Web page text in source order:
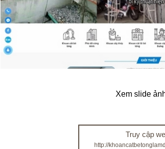
Xem slide
Truy cập
http://